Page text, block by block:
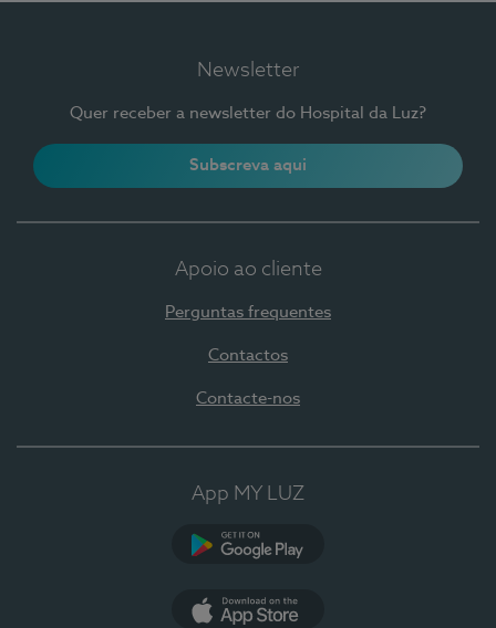
Newsletter
Quer receber a newsletter do Hospital da Luz?
Subscreva aqui
Apoio ao cliente
Perguntas frequentes
Contactos
Contacte-nos
App MY LUZ